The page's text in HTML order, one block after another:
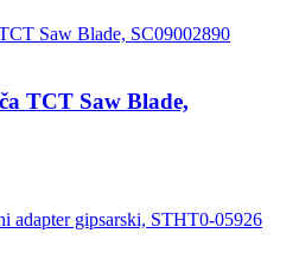
TCT Saw Blade,